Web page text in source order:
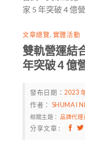
家 5 年突破 4 億
文章總覽, 實體活動
雙軌營運結
年突破 4 億
發布日期： 2023
作者： SHUMAI
相關主題： 品牌代理
分享文章 :